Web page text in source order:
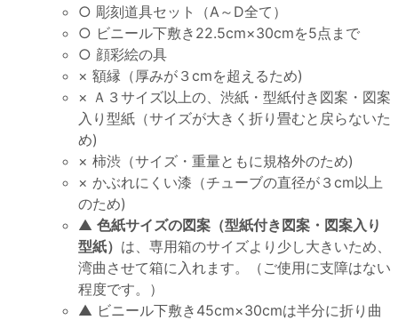
○ 彫刻道具セット（A～D全て）
○ ビニール下敷き22.5cm×30cmを5点まで
○ 顔彩絵の具
× 額縁（厚みが３cmを超えるため)
× Ａ３サイズ以上の、渋紙・型紙付き図案・図案
入り型紙（サイズが大きく折り畳むと戻らないた
め)
× 柿渋（サイズ・重量ともに規格外のため)
× かぶれにくい漆（チューブの直径が３cm以上
のため)
▲ 色紙サイズの図案（型紙付き図案・図案入り
型紙） は、専用箱のサイズより少し大きいため、
湾曲させて箱に入れます。（ご使用に支障はない
程度です。）
▲ ビニール下敷き45cm×30cmは半分に折り曲